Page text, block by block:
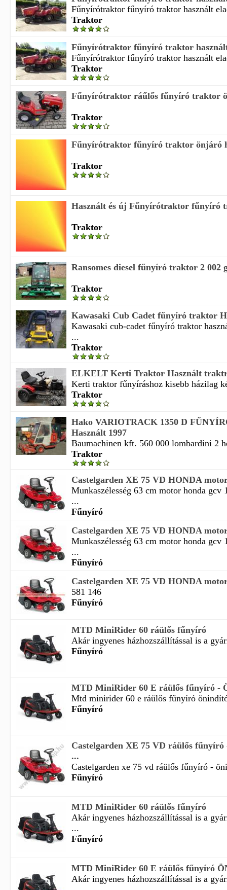
Fűnyírótraktor fűnyíró traktor használt
Traktor
Fűnyírótraktor fűnyíró traktor
Fűnyírótraktor fűnyíró traktor használt
Traktor
Fűnyírótraktor ráűlős fűnyíró traktor
Traktor
Fűnyírótraktor fűnyíró traktor önjáró
Traktor
Használt és új Fűnyírótraktor fűnyíró
Traktor
Ransomes diesel fűnyíró traktor 2 002
Traktor
Kawasaki Cub Cadet fűnyíró traktor
Kawasaki cub-cadet fűnyíró traktor
...
Traktor
ELKELT Kerti Traktor Használt
Kerti traktor fűnyíráshoz kisebb házilag
Traktor
Hako VARIOTRACK 1350 D
Használt 1997
Baumachinen kft. 560 000 lombardini 2
Traktor
Castelgarden XE 75 VD HONDA
Munkaszélesség 63 cm motor honda gcv
...
Fűnyíró
Castelgarden XE 75 VD HONDA
Munkaszélesség 63 cm motor honda gcv
...
Fűnyíró
Castelgarden XE 75 VD HONDA
581 146
Fűnyíró
MTD MiniRider 60 ráülős fűnyíró
Akár ingyenes házhozszállítással is a
Fűnyíró
MTD MiniRider 60 E ráülős fűnyíró -
Mtd minirider 60 e ráülős fűnyíró
Fűnyíró
Castelgarden XE 75 VD ráülős
...
Castelgarden xe 75 vd ráülős fűnyíró -
Fűnyíró
MTD MiniRider 60 ráülős fűnyíró
Akár ingyenes házhozszállítással is a
...
Fűnyíró
MTD MiniRider 60 E ráülős fűnyíró
Akár ingyenes házhozszállítással is a